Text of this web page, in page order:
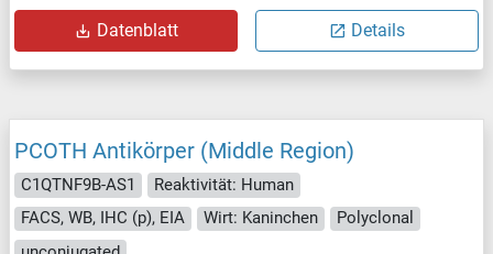
Datenblatt Details
PCOTH Antikörper (Middle Region)
C1QTNF9B-AS1
Reaktivität: Human
FACS, WB, IHC (p), EIA
Wirt: Kaninchen
Polyclonal